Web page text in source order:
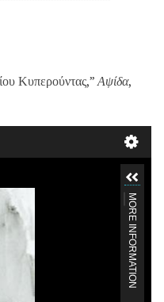
Κυπερούντας,”Αψίδα,
MORE INFORMATION